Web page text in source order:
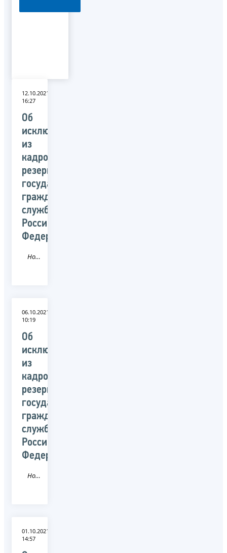
12.10.2021
16:27
Об
исключении
из
кадрового
резерва
государственной
гражданской
службы
Российской
Федерации
Новость
06.10.2021
10:19
Об
исключении
из
кадрового
резерва
государственной
гражданской
службы
Российской
Федерации
Новость
01.10.2021
14:57